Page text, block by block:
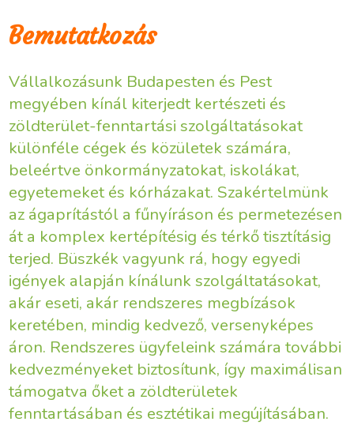
Bemutatkozás
Vállalkozásunk Budapesten és Pest
megyében kínál kiterjedt kertészeti és
zöldterület-fenntartási szolgáltatásokat
különféle cégek és közületek számára,
beleértve önkormányzatokat, iskolákat,
egyetemeket és kórházakat. Szakértelmünk
az ágaprítástól a fűnyíráson és permetezésen
át a komplex kertépítésig és térkő tisztításig
terjed. Büszkék vagyunk rá, hogy egyedi
igények alapján kínálunk szolgáltatásokat,
akár eseti, akár rendszeres megbízások
keretében, mindig kedvező, versenyképes
áron. Rendszeres ügyfeleink számára további
kedvezményeket biztosítunk, így maximálisan
támogatva őket a zöldterületek
fenntartásában és esztétikai megújításában.